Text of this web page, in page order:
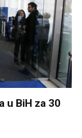
u BiH za 30